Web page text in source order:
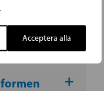
Acceptera alla